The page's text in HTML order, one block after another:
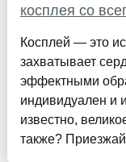
косплея со
Косплей — это
захватывает
эффектными
индивидуален и
известно,
также?